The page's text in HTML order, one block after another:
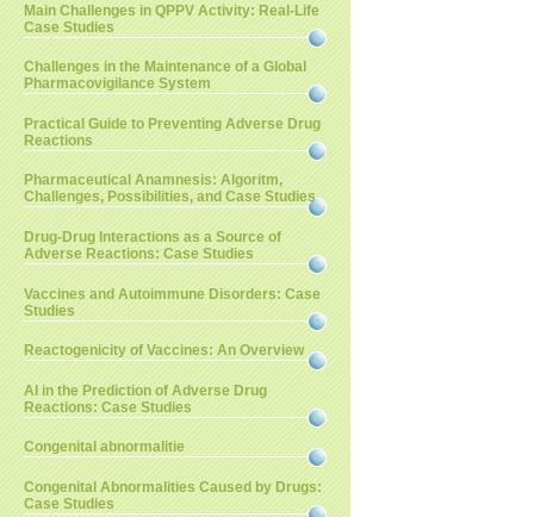
Main Challenges in QPPV Activity: Real-Life
Case Studies
Challenges in the Maintenance of a Global
Pharmacovigilance System
Practical Guide to Preventing Adverse Drug
Reactions
Pharmaceutical Anamnesis: Algoritm,
Challenges, Possibilities, and Case Studies
Drug-Drug Interactions as a Source of
Adverse Reactions: Case Studies
Vaccines and Autoimmune Disorders: Case
Studies
Reactogenicity of Vaccines: An Overview
AI in the Prediction of Adverse Drug
Reactions: Case Studies
Congenital abnormalitie
Congenital Abnormalities Caused by Drugs:
Case Studies